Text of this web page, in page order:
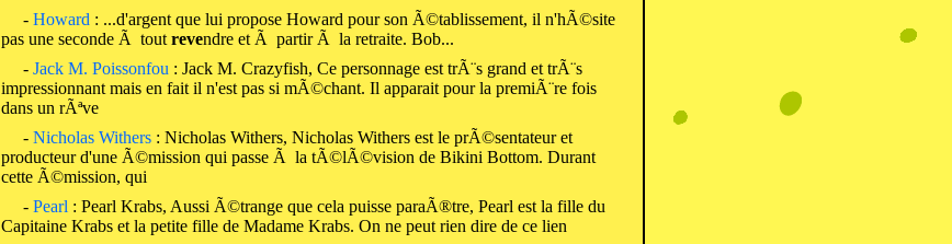
- Howard : ...d'argent que lui propose Howard pour son Ã©tablissement, il n'hÃ©site
pas une seconde Ã tout revendre et Ã partir Ã la retraite. Bob...
- Jack M. Poissonfou : Jack M. Crazyfish, Ce personnage est trÃ¨s grand et trÃ¨s
impressionnant mais en fait il n'est pas si mÃ©chant. Il apparait pour la premiÃ¨re fois
dans un rÃªve
- Nicholas Withers: Nicholas Withers, Nicholas Withers est le prÃ©sentateur et
producteur d'une Ã©mission qui passe Ã la tÃ©lÃ©vision de Bikini Bottom. Durant
cette Ã©mission, qui
- Pearl : Pearl Krabs, Aussi Ã©trange que cela puisse paraÃ®tre, Pearl est la fille du
Capitaine Krabs et la petite fille de Madame Krabs. On ne peut rien dire de ce lien